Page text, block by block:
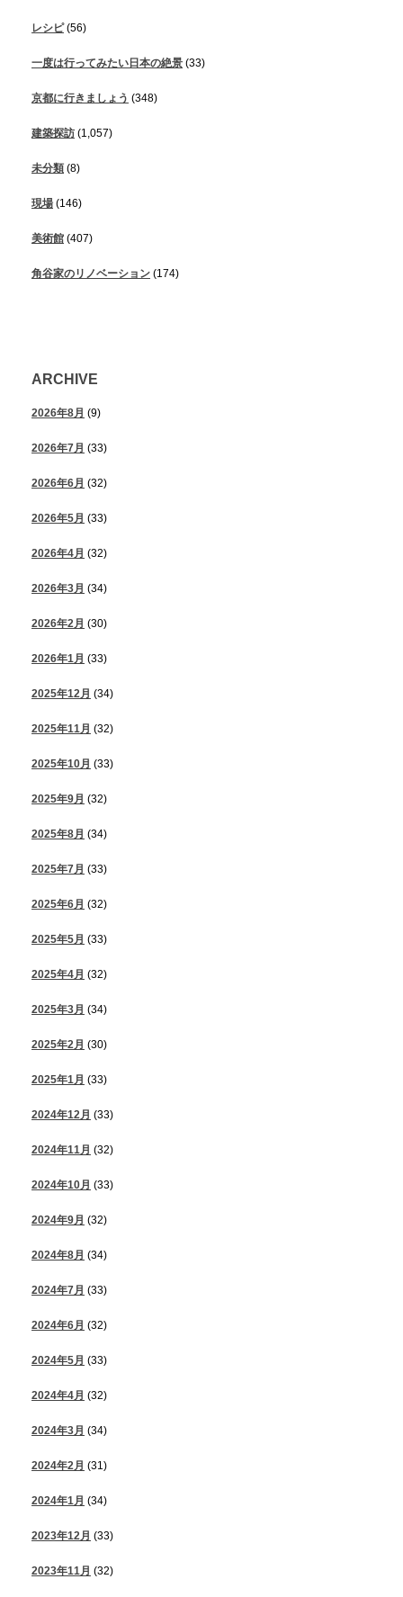
レシピ(56)
一度は行ってみたい日本の絶景 (33)
京都に行きましょう (348)
建築探訪 (1,057)
未分類 (8)
現場 (146)
美術館 (407)
角谷家のリノベーション (174)
ARCHIVE
2026年8月 (9)
2026年7月 (33)
2026年6月 (32)
2026年5月 (33)
2026年4月 (32)
2026年3月 (34)
2026年2月 (30)
2026年1月 (33)
2025年12月 (34)
2025年11月 (32)
2025年10月 (33)
2025年9月 (32)
2025年8月 (34)
2025年7月 (33)
2025年6月 (32)
2025年5月 (33)
2025年4月 (32)
2025年3月 (34)
2025年2月 (30)
2025年1月 (33)
2024年12月 (33)
2024年11月 (32)
2024年10月 (33)
2024年9月 (32)
2024年8月 (34)
2024年7月 (33)
2024年6月 (32)
2024年5月 (33)
2024年4月 (32)
2024年3月 (34)
2024年2月 (31)
2024年1月 (34)
2023年12月 (33)
2023年11月 (32)